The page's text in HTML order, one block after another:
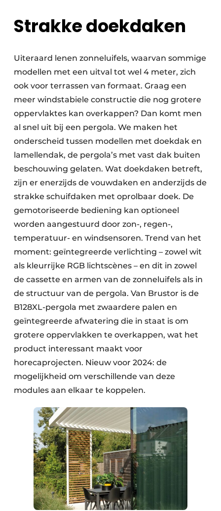
Strakke doekdaken
Uiteraard lenen zonneluifels, waarvan sommige
modellen met een uitval tot wel 4 meter, zich
ook voor terrassen van formaat. Graag een
meer windstabiele constructie die nog grotere
oppervlaktes kan overkappen? Dan komt men
al snel uit bij een pergola. We maken het
onderscheid tussen modellen met doekdak en
lamellendak, de pergola’s met vast dak buiten
beschouwing gelaten. Wat doekdaken betreft,
zijn er enerzijds de vouwdaken en anderzijds de
strakke schuifdaken met oprolbaar doek. De
gemotoriseerde bediening kan optioneel
worden aangestuurd door zon-, regen-,
temperatuur- en windsensoren. Trend van het
moment: geïntegreerde verlichting – zowel wit
als kleurrijke RGB lichtscènes – en dit in zowel
de cassette en armen van de zonneluifels als in
de structuur van de pergola. Van Brustor is de
B128XL-pergola met zwaardere palen en
geïntegreerde afwatering die in staat is om
grotere oppervlakken te overkappen, wat het
product interessant maakt voor
horecaprojecten. Nieuw voor 2024: de
mogelijkheid om verschillende van deze
modules aan elkaar te koppelen.